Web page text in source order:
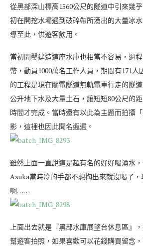
從黑部深山標高1560公尺的隧道中引來幾
初在開挖水壩遇到破碎帶所湧出的大量冰
導至此，供遊客飲用。
當初開鑿建造這座水庫也相當不容易，過
幣，動員1000萬名工作人員，期間有171
的工程是現在關電隧道無軌電車行走的隧
公升地下水及大量土石，讓短短80公尺的
時間才完成。當時還有以此為主題而拍攝
影，這裡也因此聞名遐邇。
雖然上面一直說這是超有名的好好喝湧水
Asuka當時冷的手都不想掏出來就沒喝了
啊……
上面出去就是『黑部水庫展望台休息區』
幫遊客拍照，如果喜歡可以花錢購買留念